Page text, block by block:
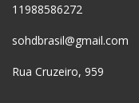
11988586272
sohdbrasil@gmail.com
Rua Cruzeiro, 959